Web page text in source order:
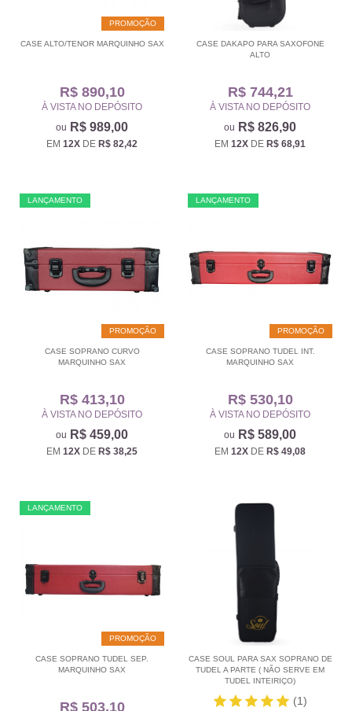
PROMOÇÃO
CASE ALTO/TENOR MARQUINHO SAX
R$ 890,10
À VISTA NO DEPÓSITO
R$ 989,00
EM 12X DE R$ 82,42
CASE DAKAPO PARA SAXOFONE
ALTO
R$ 744,21
À VISTA NO DEPÓSITO
R$ 826,90
EM 12X DE R$ 68,91
PROMOÇÃO
LANÇAMENTO
CASE SOPRANO CURVO
MARQUINHO SAX
R$ 413,10
À VISTA NO DEPÓSITO
R$ 459,00
EM 12X DE R$ 38,25
PROMOÇÃO
LANÇAMENTO
CASE SOPRANO TUDEL INT.
MARQUINHO SAX
R$ 530,10
À VISTA NO DEPÓSITO
R$ 589,00
EM 12X DE R$ 49,08
PROMOÇÃO
LANÇAMENTO
CASE SOPRANO TUDEL SEP.
MARQUINHO SAX
R$ 503,10
CASE SOUL PARA SAX SOPRANO DE
TUDEL A PARTE ( NÃO SERVE EM
TUDEL INTEIRIÇO)
(1)